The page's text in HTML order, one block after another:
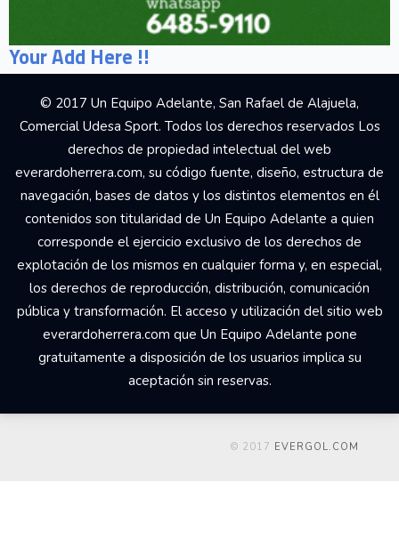
Your Add Here !!
© 2017 Un Equipo Adelante, San Rafael de Alajuela,
Comercial Udesa Sport. Todos los derechos reservados Los
derechos de propiedad intelectual del web
everardoherrera.com, su código fuente, diseño, estructura de
navegación, bases de datos y los distintos elementos en él
contenidos son titularidad de Un Equipo Adelante a quien
corresponde el ejercicio exclusivo de los derechos de
explotación de los mismos en cualquier forma y, en especial,
los derechos de reproducción, distribución, comunicación
pública y transformación. El acceso y utilización del sitio web
everardoherrera.com que Un Equipo Adelante pone
gratuitamente a disposición de los usuarios implica su
aceptación sin reservas.
© 2017 EVERGOL.COM